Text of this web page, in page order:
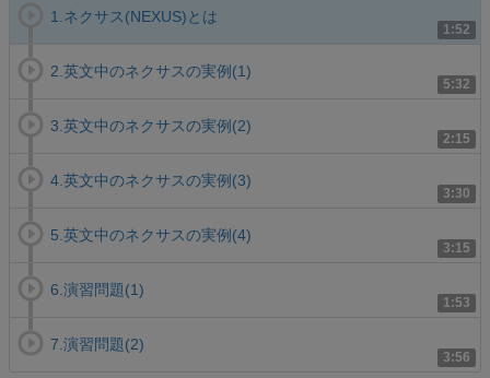
1:52
1.ネクサス(NEXUS)とは
5:32
2.英文中のネクサスの実例(1)
2:15
3.英文中のネクサスの実例(2)
3:30
4.英文中のネクサスの実例(3)
3:15
5.英文中のネクサスの実例(4)
1:53
6.演習問題(1)
3:56
7.演習問題(2)